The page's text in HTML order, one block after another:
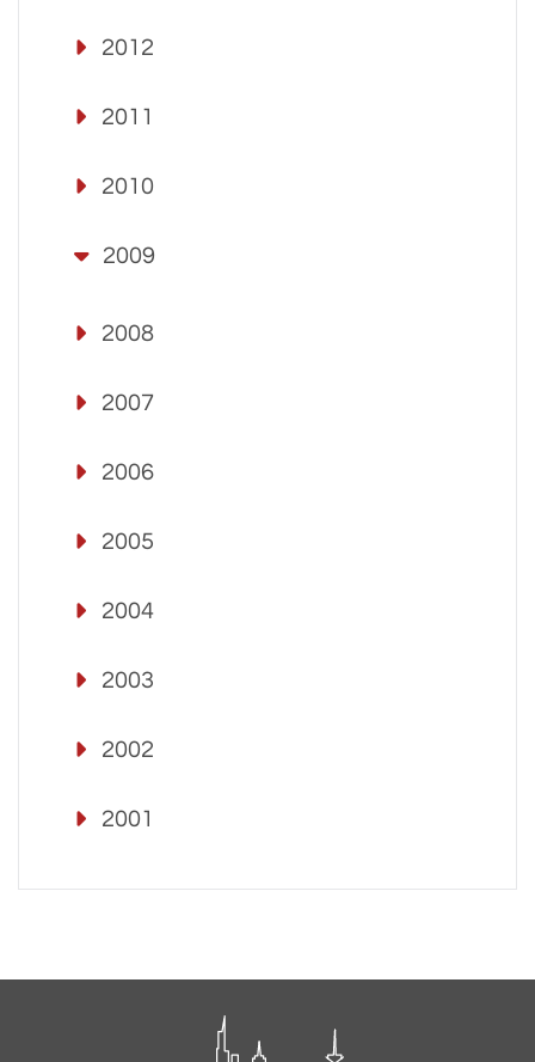
2012
2011
2010
2009
2008
2007
2006
2005
2004
2003
2002
2001